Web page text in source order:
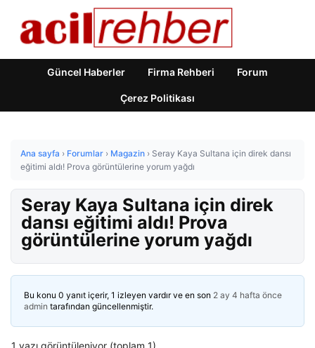
Güncel Haberler Firma Rehberi Forum
Çerez Politikası
Ana sayfa › Forumlar › Magazin › Seray Kaya Sultana için direk dansı
eğitimi aldı! Prova görüntülerine yorum yağdı
Seray Kaya Sultana için direk
dansı eğitimi aldı! Prova
görüntülerine yorum yağdı
Bu konu 0 yanıt içerir, 1 izleyen vardır ve en son 2 ay 4 hafta önce
admin tarafından güncellenmiştir.
1 yazı görüntüleniyor (toplam 1)